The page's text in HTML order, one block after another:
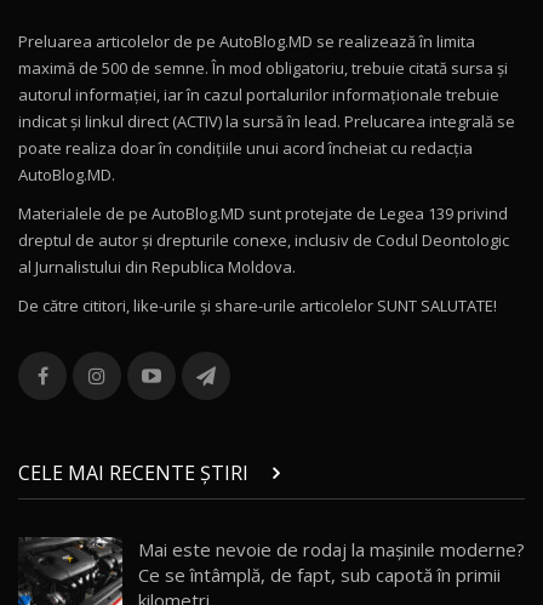
Mercedes-AMG E 53 HYBRID 4MATIC+ / Test
Drive AutoBlog.MD
16:27
11
Noul Volvo ES90 / Test Drive AutoBlog.MD
12
Noul MG HS / Test Drive AutoBlog.MD
16:48
13
combină aventura cu luxul / AutoBlog.MD
36:08
chinez care face lumea să se întoarcă după el
/ AutoBlog.MD
17:27
15 14:37
Preluarea articolelor de pe AutoBlog.MD se realizează în limita
maximă de 500 de semne. În mod obligatoriu, trebuie citată sursa și
autorul informației, iar în cazul portalurilor informaționale trebuie
indicat și linkul direct (ACTIV) la sursă în lead. Prelucarea integrală se
poate realiza doar în condițiile unui acord încheiat cu redacţia
AutoBlog.MD.
Materialele de pe AutoBlog.MD sunt protejate de Legea 139 privind
dreptul de autor și drepturile conexe, inclusiv de Codul Deontologic
al Jurnalistului din Republica Moldova.
De către cititori, like-urile şi share-urile articolelor SUNT SALUTATE!
CELE MAI RECENTE ȘTIRI
Mai este nevoie de rodaj la mașinile moderne?
Ce se întâmplă, de fapt, sub capotă în primii